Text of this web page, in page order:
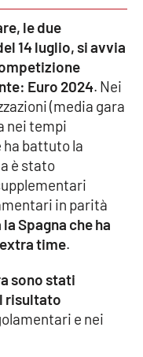
le due
14 luglio, si avvia
Euro 2024. Nei
(media gara
nei tempi
ha battuto la
è stato
in parità
Spagna che ha
time.
sono stati
risultato
e nei